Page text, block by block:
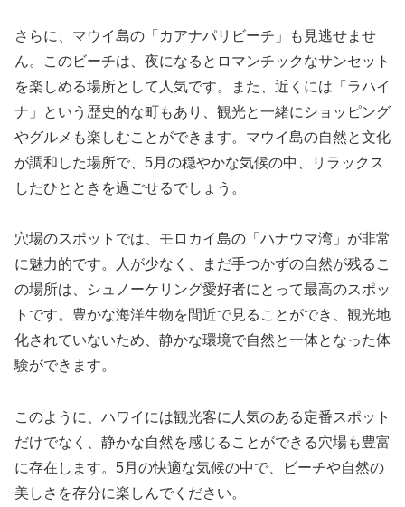
さらに、マウイ島の「カアナパリビーチ」も見逃せませ
ん。このビーチは、夜になるとロマンチックなサンセット
を楽しめる場所として人気です。また、近くには「ラハイ
ナ」という歴史的な町もあり、観光と一緒にショッピング
やグルメも楽しむことができます。マウイ島の自然と文化
が調和した場所で、5月の穏やかな気候の中、リラックス
したひとときを過ごせるでしょう。
穴場のスポットでは、モロカイ島の「ハナウマ湾」が非常
に魅力的です。人が少なく、まだ手つかずの自然が残るこ
の場所は、シュノーケリング愛好者にとって最高のスポッ
トです。豊かな海洋生物を間近で見ることができ、観光地
化されていないため、静かな環境で自然と一体となった体
験ができます。
このように、ハワイには観光客に人気のある定番スポット
だけでなく、静かな自然を感じることができる穴場も豊富
に存在します。5月の快適な気候の中で、ビーチや自然の
美しさを存分に楽しんでください。